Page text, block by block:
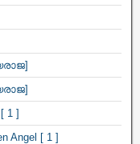
1 ]
Angel [ 1 ]